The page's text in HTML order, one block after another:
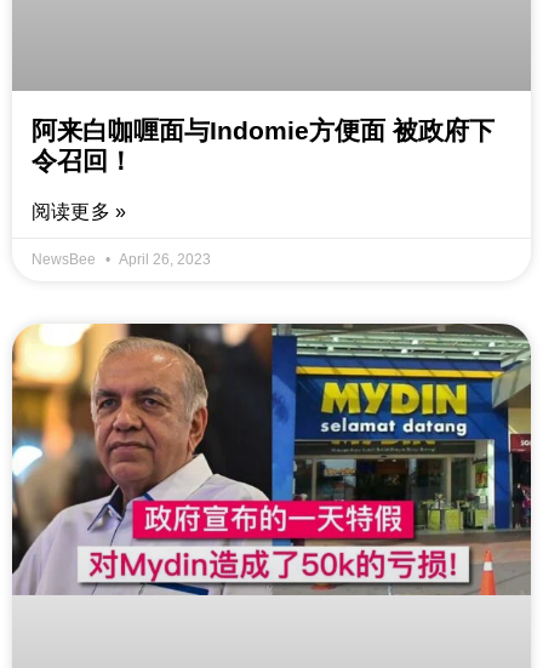
阿来白咖喱面与Indomie方便面 被政府下
令召回！
阅读更多 »
NewsBee April 26, 2023